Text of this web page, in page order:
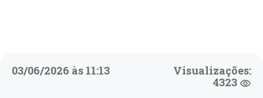
03/06/2026 às 11:13
Visualizações:
4323